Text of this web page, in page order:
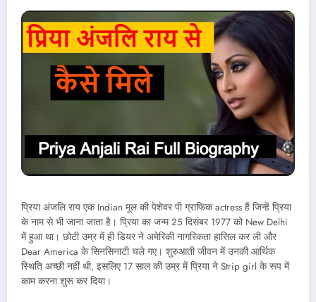
प्रिया अंजलि राय एक Indian मूल की पेशेवर पी ग्राफिक actress हैं जिन्हें प्रिया
के नाम से भी जाना जाता है। प्रिया का जन्म 25 दिसंबर 1977 को New Delhi
में हुआ था। छोटी उम्र में ही डियर ने अमेरिकी नागरिकता हासिल कर ली और
Dear America के सिनसिनाटी चले गए। शुरुआती जीवन में उनकी आर्थिक
स्थिति अच्छी नहीं थी, इसलिए 17 साल की उम्र में प्रिया ने Strip girl के रूप में
काम करना शुरू कर दिया।